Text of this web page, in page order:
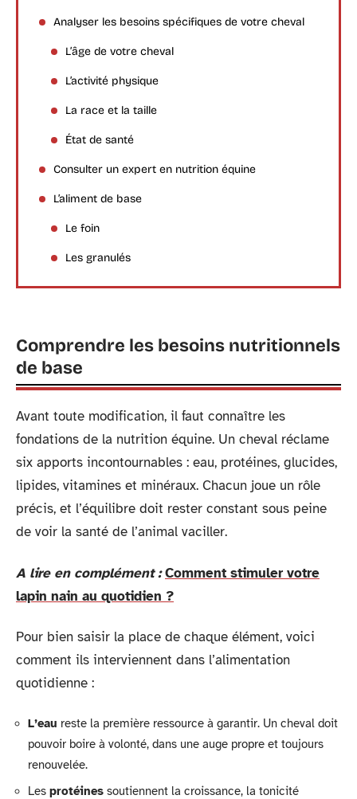
Analyser les besoins spécifiques de votre cheval
L’âge de votre cheval
L’activité physique
La race et la taille
État de santé
Consulter un expert en nutrition équine
L’aliment de base
Le foin
Les granulés
Comprendre les besoins nutritionnels
de base
Avant toute modification, il faut connaître les
fondations de la nutrition équine. Un cheval réclame
six apports incontournables : eau, protéines, glucides,
lipides, vitamines et minéraux. Chacun joue un rôle
précis, et l’équilibre doit rester constant sous peine
de voir la santé de l’animal vaciller.
A lire en complément : Comment stimuler votre
lapin nain au quotidien ?
Pour bien saisir la place de chaque élément, voici
comment ils interviennent dans l’alimentation
quotidienne :
L’eau reste la première ressource à garantir. Un cheval doit
pouvoir boire à volonté, dans une auge propre et toujours
renouvelée.
Les protéines soutiennent la croissance, la tonicité